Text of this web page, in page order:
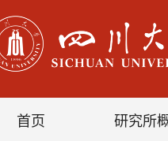
首页 研究所